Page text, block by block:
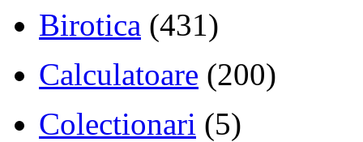
Birotica (431)
Calculatoare (200)
Colectionari (5)